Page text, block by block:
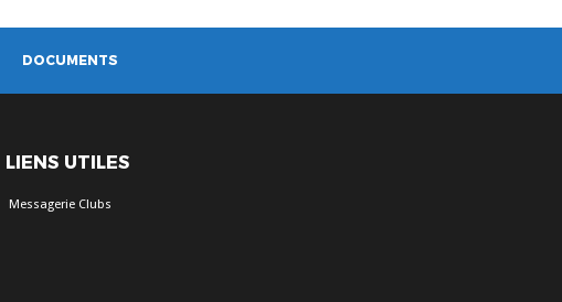
DOCUMENTS
LIENS UTILES
Messagerie Clubs